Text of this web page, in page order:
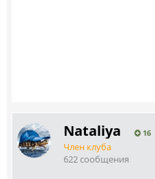
Nataliya 16
Член клуба
622 сообщения